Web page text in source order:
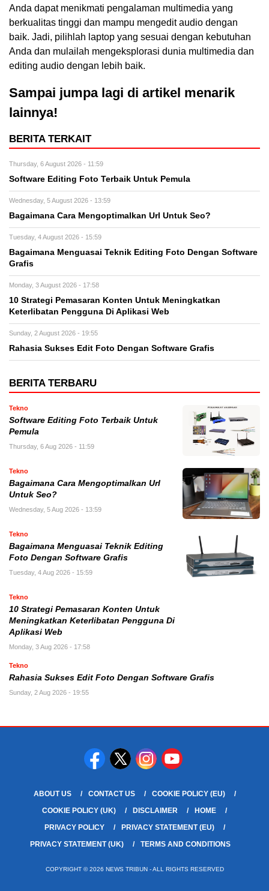
Anda dapat menikmati pengalaman multimedia yang
berkualitas tinggi dan mampu mengedit audio dengan
baik. Jadi, pilihlah laptop yang sesuai dengan kebutuhan
Anda dan mulailah mengeksplorasi dunia multimedia dan
editing audio dengan lebih baik.
Sampai jumpa lagi di artikel menarik
lainnya!
BERITA TERKAIT
Thursday, 6 August 2026 - 11:59
Software Editing Foto Terbaik Untuk Pemula
Wednesday, 5 August 2026 - 13:59
Bagaimana Cara Mengoptimalkan Url Untuk Seo?
Tuesday, 4 August 2026 - 15:59
Bagaimana Menguasai Teknik Editing Foto Dengan Software
Grafis
Monday, 3 August 2026 - 17:58
10 Strategi Pemasaran Konten Untuk Meningkatkan
Keterlibatan Pengguna Di Aplikasi Web
Sunday, 2 August 2026 - 19:55
Rahasia Sukses Edit Foto Dengan Software Grafis
BERITA TERBARU
Tekno
Software Editing Foto Terbaik Untuk
Pemula
Thursday, 6 Aug 2026 - 11:59
Tekno
Bagaimana Cara Mengoptimalkan Url
Untuk Seo?
Wednesday, 5 Aug 2026 - 13:59
Tekno
Bagaimana Menguasai Teknik Editing
Foto Dengan Software Grafis
Tuesday, 4 Aug 2026 - 15:59
Tekno
10 Strategi Pemasaran Konten Untuk
Meningkatkan Keterlibatan Pengguna Di
Aplikasi Web
Monday, 3 Aug 2026 - 17:58
Tekno
Rahasia Sukses Edit Foto Dengan Software Grafis
Sunday, 2 Aug 2026 - 19:55
ABOUT US CONTACT US
COOKIE POLICY (EU)
COOKIE POLICY (UK)
DISCLAIMER
HOME
PRIVACY POLICY
PRIVACY STATEMENT (EU)
PRIVACY STATEMENT (UK)
TERMS AND CONDITIONS
COPYRIGHT © 2026 NEWS TRIBUN - ALL RIGHTS RESERVED